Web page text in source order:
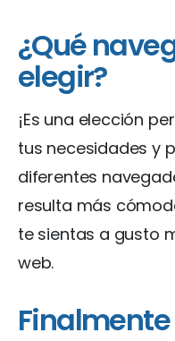
¿Qué
elegir?
¡Es una elección
tus necesidades y
diferentes
resulta más
te sientas a gusto
web.
Finalmente